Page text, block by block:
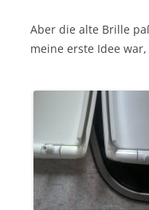
Aber die alte Brille
meine erste Idee